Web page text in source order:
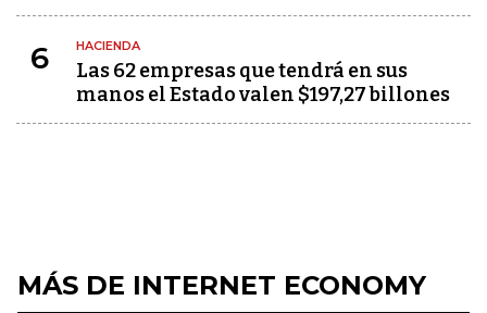
6 HACIENDA
Las 62 empresas que tendrá en sus
manos el Estado valen $197,27 billones
MÁS DE INTERNET ECONOMY